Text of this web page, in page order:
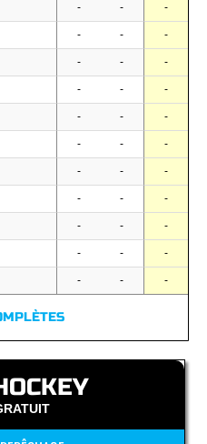
- - -
- - -
- - -
- - -
- - -
- - -
- - -
- - -
- - -
- - -
- - -